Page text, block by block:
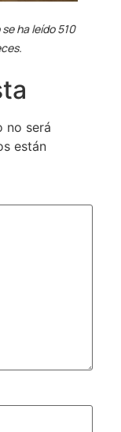
ha leído 510
no será
están